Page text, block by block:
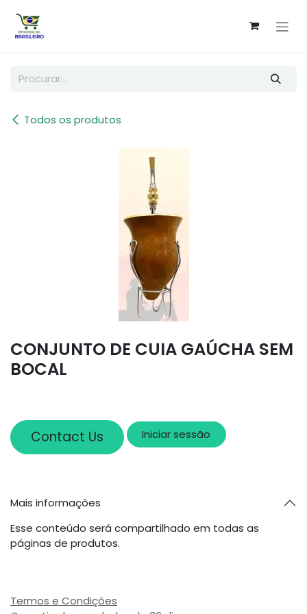
Todos os produtos
CONJUNTO DE CUIA GAÚCHA SEM
BOCAL
Contact Us Iniciar sessão
Mais informações
Esse conteúdo será compartilhado em todas as
páginas de produtos.
Termos e Condições